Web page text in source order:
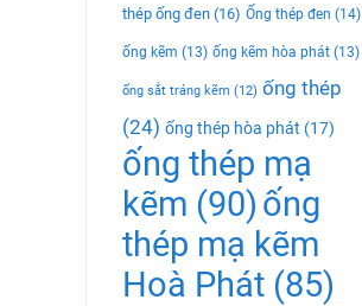
thép ống đen(16) Ống thép đen (14)
ống kẽm (13) ống kẽm hòa phát(13)
ống sắt tráng kẽm (12) ống thép
(24) ống thép hòa phát (17)
ống thép mạ
kẽm (90) ống
thép mạ kẽm
Hoà Phát(85)